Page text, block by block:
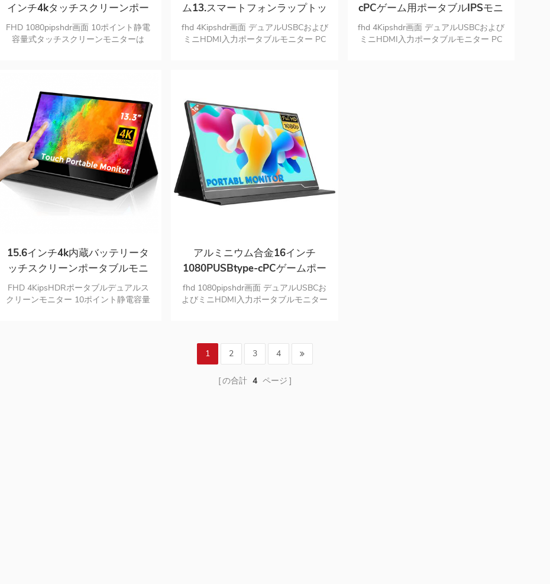
インチ4kタッチスクリーンポー
タブルモニター
FHD 1080pipshdr画面 10ポイント静電
容量式タッチスクリーンモニターは
ム13.スマートフォンラップトッ
プ用3インチポータブルipsモニ
ター
fhd 4Kipshdr画面 デュアルUSBCおよび
ミニHDMI入力ポータブルモニター PC
cPCゲーム用ポータブルIPSモニ
タースマートフォン用ラップト
ップ用
fhd 4Kipshdr画面 デュアルUSBCおよび
ミニHDMI入力ポータブルモニター PC
15.6インチ4k内蔵バッテリータ
ッチスクリーンポータブルモニ
ターforps5サポートmactouch
FHD 4KipsHDRポータブルデュアルス
クリーンモニター 10ポイント静電容量
アルミニウム合金16インチ
1080PUSBtype-cPCゲームポー
タブルipsモニター
fhd 1080pipshdr画面 デュアルUSBCお
よびミニHDMI入力ポータブルモニター
1 2 3 4
の合計 4 ページ